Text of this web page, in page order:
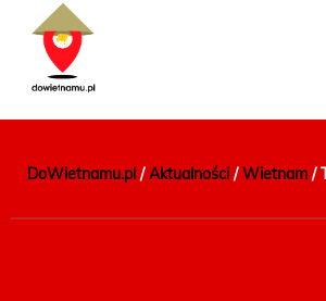
DoWietnamu.pl /Aktualności /Wietnam /